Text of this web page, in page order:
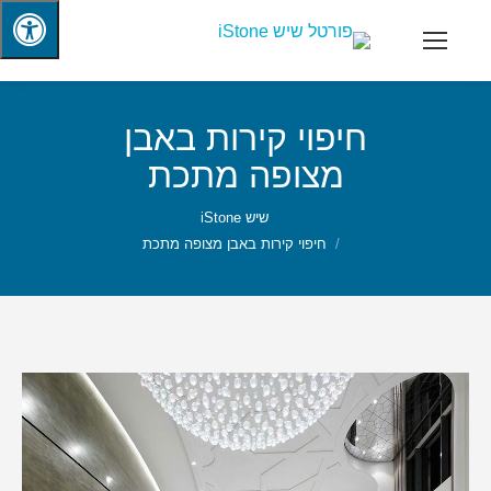
חיפוי קירות באבן
מצופה מתכת
שיש iStone
חיפוי קירות באבן מצופה מתכת